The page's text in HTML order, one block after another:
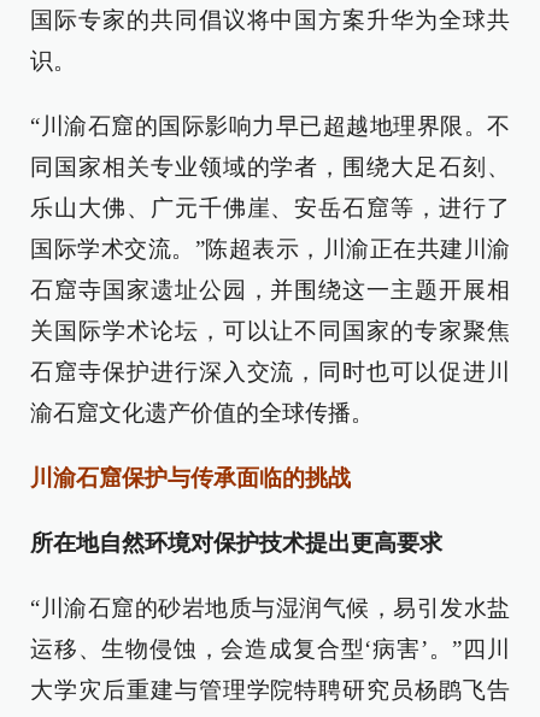
国际专家的共同倡议将中国方案升华为全球共
识。
“川渝石窟的国际影响力早已超越地理界限。不
同国家相关专业领域的学者，围绕大足石刻、
乐山大佛、广元千佛崖、安岳石窟等，进行了
国际学术交流。”陈超表示，川渝正在共建川渝
石窟寺国家遗址公园，并围绕这一主题开展相
关国际学术论坛，可以让不同国家的专家聚焦
石窟寺保护进行深入交流，同时也可以促进川
渝石窟文化遗产价值的全球传播。
川渝石窟保护与传承面临的挑战
所在地自然环境对保护技术提出更高要求
“川渝石窟的砂岩地质与湿润气候，易引发水盐
运移、生物侵蚀，会造成复合型‘病害’。”四川
大学灾后重建与管理学院特聘研究员杨鹍飞告